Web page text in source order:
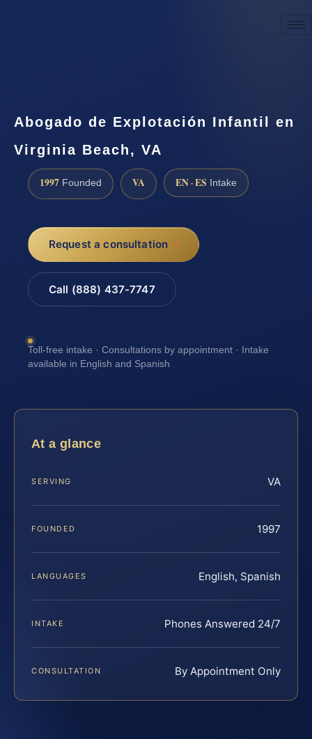
Abogado de Explotación Infantil en
Virginia Beach, VA
1997 Founded VA EN · ES Intake
Request a consultation
Call (888) 437-7747
Toll-free intake · Consultations by appointment · Intake
available in English and Spanish
At a glance
SERVING VA
FOUNDED 1997
LANGUAGES English, Spanish
INTAKE Phones Answered 24/7
CONSULTATION By Appointment Only